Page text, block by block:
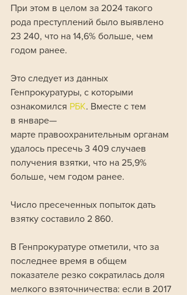
При этом в целом за 2024 такого
рода преступлений было выявлено
23 240, что на 14,6% больше, чем
годом ранее.
Это следует из данных
Генпрокуратуры, с которыми
ознакомился РБК. Вместе с тем
в январе—
марте правоохранительным органам
удалось пресечь 3 409 случаев
получения взятки, что на 25,9%
больше, чем годом ранее.
Число пресеченных попыток дать
взятку составило 2 860.
В Генпрокуратуре отметили, что за
последнее время в общем
показателе резко сократилась доля
мелкого взяточничества: если в 2017